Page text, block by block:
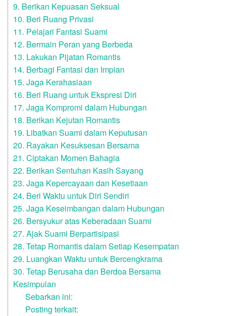
9. Berikan Kepuasan Seksual
10. Beri Ruang Privasi
11. Pelajari Fantasi Suami
12. Bermain Peran yang Berbeda
13. Lakukan Pijatan Romantis
14. Berbagi Fantasi dan Impian
15. Jaga Kerahasiaan
16. Beri Ruang untuk Ekspresi Diri
17. Jaga Kompromi dalam Hubungan
18. Berikan Kejutan Romantis
19. Libatkan Suami dalam Keputusan
20. Rayakan Kesuksesan Bersama
21. Ciptakan Momen Bahagia
22. Berikan Sentuhan Kasih Sayang
23. Jaga Kepercayaan dan Kesetiaan
24. Beri Waktu untuk Diri Sendiri
25. Jaga Keseimbangan dalam Hubungan
26. Bersyukur atas Keberadaan Suami
27. Ajak Suami Berpartisipasi
28. Tetap Romantis dalam Setiap Kesempatan
29. Luangkan Waktu untuk Bercengkrama
30. Tetap Berusaha dan Berdoa Bersama
Kesimpulan
Sebarkan ini:
Posting terkait: